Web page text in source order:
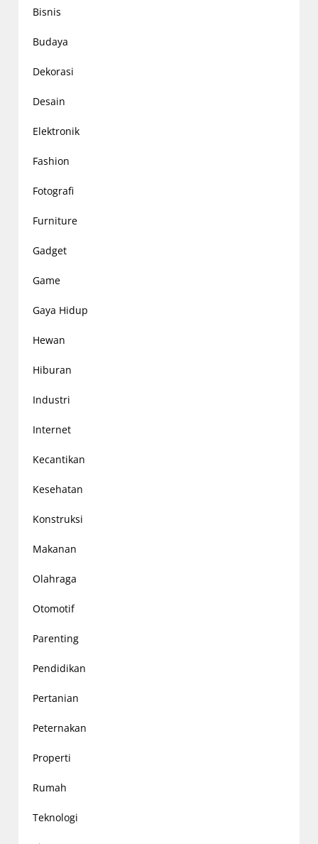
Bisnis
Budaya
Dekorasi
Desain
Elektronik
Fashion
Fotografi
Furniture
Gadget
Game
Gaya Hidup
Hewan
Hiburan
Industri
Internet
Kecantikan
Kesehatan
Konstruksi
Makanan
Olahraga
Otomotif
Parenting
Pendidikan
Pertanian
Peternakan
Properti
Rumah
Teknologi